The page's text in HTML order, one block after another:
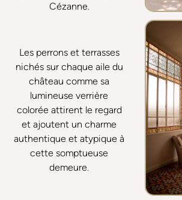
Cézanne.
Les perrons et terrasses
nichés sur chaque aile du
château comme sa
lumineuse verrière
colorée attirent le regard
et ajoutent un charme
authentique et atypique à
cette somptueuse
demeure.